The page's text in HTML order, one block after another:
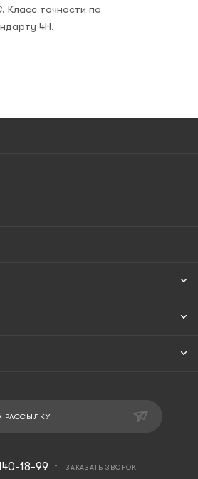
Класс точности по
4H.
РАССЫЛКУ
18-99 ЗАКАЗАТЬ ЗВОНОК